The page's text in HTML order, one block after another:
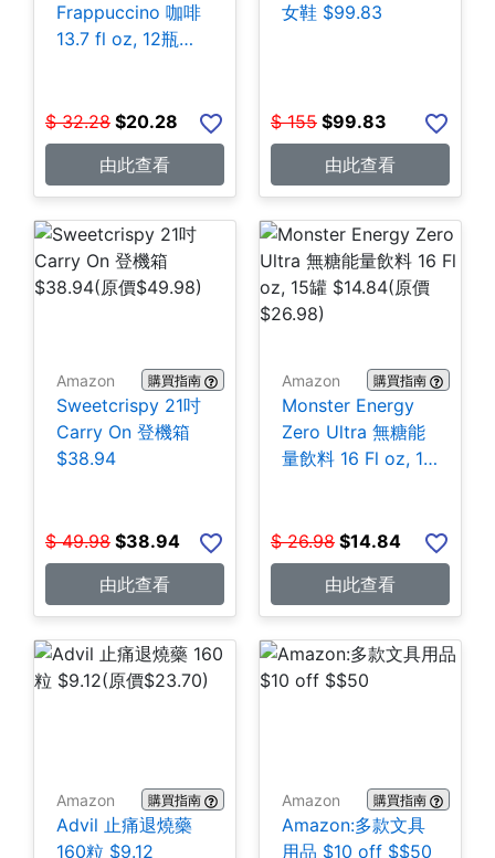
Frappuccino 咖啡
13.7 fl oz, 12瓶
$ 32.28 $20.28
由此查看
女鞋 $99.83
$ 155 $99.83
由此查看
Amazon 購買指南
Sweetcrispy 21吋
Carry On 登機箱
$38.94
$ 49.98 $38.94
由此查看
Amazon 購買指南
Monster Energy
Zero Ultra 無糖能
量飲料 16 Fl oz, 15
$ 26.98 $14.84
由此查看
Amazon 購買指南
Advil 止痛退燒藥
160粒 $9.12
Amazon 購買指南
Amazon:多款文具
用品 $10 off $$50